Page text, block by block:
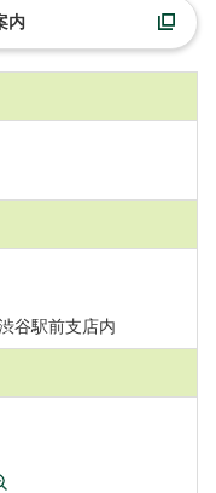
内
谷駅前支店内